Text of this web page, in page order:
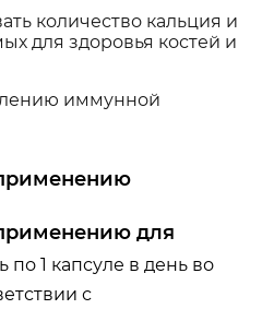
количество кальция и
для здоровья костей и
иммунной
для
по 1 капсуле в день во
с